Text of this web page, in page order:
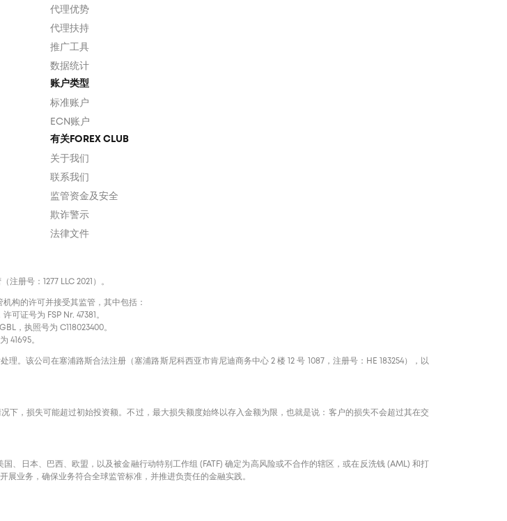
代理优势
代理扶持
推广工具
数据统计
账户类型
标准账户
ECN账户
有关FOREX CLUB
关于我们
联系我们
监管资金及安全
欺诈警示
法律文件
册号：1277 LLC 2021）。
构的许可并接受其监管，其中包括：
可证号为 FSP Nr. 47381。
，执照号为 С118023400。
41695。
该公司在塞浦路斯合法注册（塞浦路斯尼科西亚市肯尼迪商务中心 2 楼 12 号 1087，注册号：HE 183254），以
，损失可能超过初始投资额。不过，最大损失额度始终以存入金额为限，也就是说：客户的损失不会超过其在交
日本、巴西、欧盟，以及被金融行动特别工作组 (FATF) 确定为高风险或不合作的辖区，或在反洗钱 (AML) 和打
业务，确保业务符合全球监管标准，并推进负责任的金融实践。